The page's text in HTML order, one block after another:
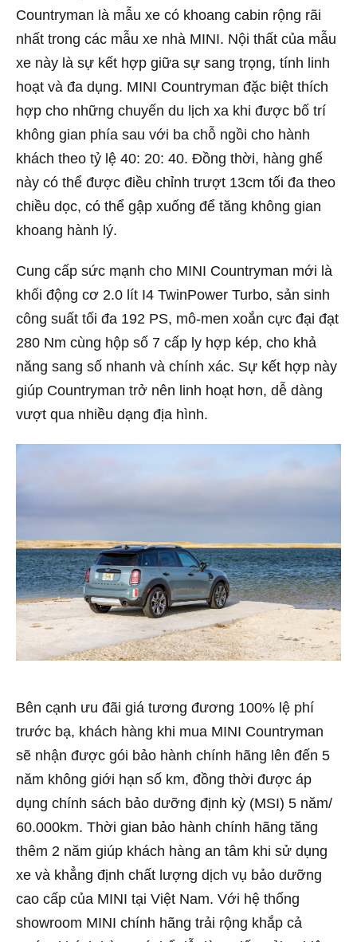
Countryman là mẫu xe có khoang cabin rộng rãi
nhất trong các mẫu xe nhà MINI. Nội thất của mẫu
xe này là sự kết hợp giữa sự sang trọng, tính linh
hoạt và đa dụng. MINI Countryman đặc biệt thích
hợp cho những chuyến du lịch xa khi được bố trí
không gian phía sau với ba chỗ ngồi cho hành
khách theo tỷ lệ 40: 20: 40. Đồng thời, hàng ghế
này có thể được điều chỉnh trượt 13cm tối đa theo
chiều dọc, có thể gập xuống để tăng không gian
khoang hành lý.
Cung cấp sức mạnh cho MINI Countryman mới là
khối động cơ 2.0 lít I4 TwinPower Turbo, sản sinh
công suất tối đa 192 PS, mô-men xoắn cực đại đạt
280 Nm cùng hộp số 7 cấp ly hợp kép, cho khả
năng sang số nhanh và chính xác. Sự kết hợp này
giúp Countryman trở nên linh hoạt hơn, dễ dàng
vượt qua nhiều dạng địa hình.
Bên cạnh ưu đãi giá tương đương 100% lệ phí
trước bạ, khách hàng khi mua MINI Countryman
sẽ nhận được gói bảo hành chính hãng lên đến 5
năm không giới hạn số km, đồng thời được áp
dụng chính sách bảo dưỡng định kỳ (MSI) 5 năm/
60.000km. Thời gian bảo hành chính hãng tăng
thêm 2 năm giúp khách hàng an tâm khi sử dụng
xe và khẳng định chất lượng dịch vụ bảo dưỡng
cao cấp của MINI tại Việt Nam. Với hệ thống
showroom MINI chính hãng trải rộng khắp cả